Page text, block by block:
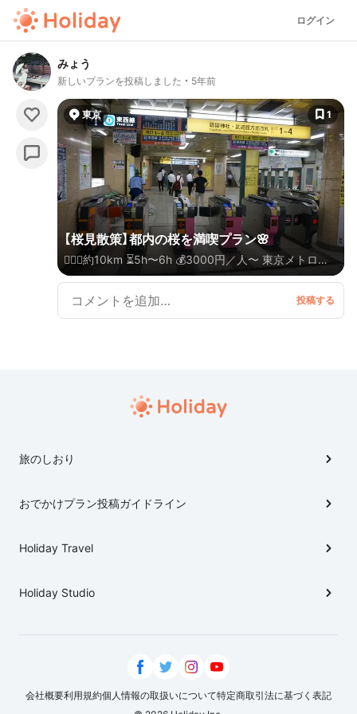
ログイン
みょう
新しいプランを投稿しました 5年前
東京 1
【桜見散策】都内の桜を満喫プラン🌸
🚶🏻‍♀️約10km ⏳5h〜6h 💰3000円／人〜 東京メトロを
活用して都内の桜を満喫❤️ 穴場〜定番、昼桜〜夜桜ま
で一気に見ることができるコース 距離長めでお散歩好
きな人は是非どうぞ
旅のしおり
おでかけプラン投稿ガイドライン
Holiday Travel
Holiday Studio
会社概要利用規約個人情報の取扱いについて特定商取引法に基づく表記